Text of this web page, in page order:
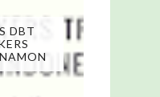
DBT